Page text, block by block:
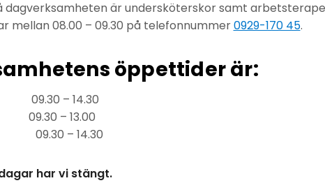
dagverksamheten är undersköterskor samt
mellan 08.00 – 09.30 på telefonnummer0929-170 45.
öppettider är:
09.30 – 14.30
– 13.00
09.30 – 14.30
har vi stängt.